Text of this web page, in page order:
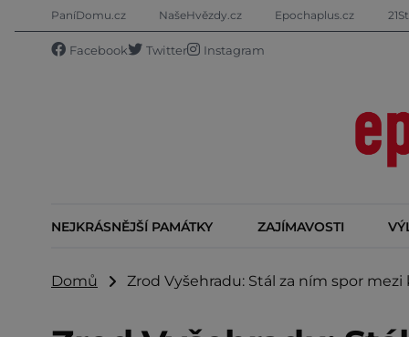
PaníDomu.cz NašeHvězdy.cz Epochaplus.cz
Facebook Twitter Instagram
NEJKRÁSNĚJŠÍ PAMÁTKY ZAJÍMAVOSTI
Domů Zrod Vyšehradu: Stál za ním spor